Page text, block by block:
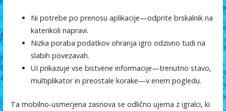
Ni potrebe po prenosu aplikacije—odprite brskalnik na
katerikoli napravi.
Nizka poraba podatkov ohranja igro odzivno tudi na
slabih povezavah.
UI prikazuje vse bistvene informacije—trenutno stavo,
multiplikator in preostale korake—v enem pogledu.
Ta mobilno‑usmerjena zasnova se odlično ujema z igralci, ki